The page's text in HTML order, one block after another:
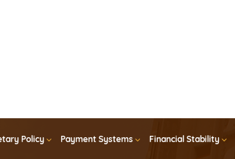
Policy Payment Systems Financial Stability